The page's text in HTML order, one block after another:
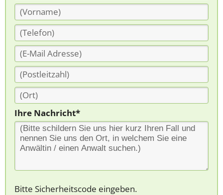
Ihre Nachricht*
Bitte Sicherheitscode eingeben.